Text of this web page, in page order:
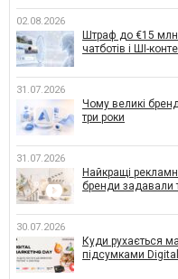
02.08.2026
Штраф до €15
чатботів і ШІ-
31.07.2026
Чому великі
три роки
31.07.2026
Найкращі
бренди задавали
30.07.2026
Куди рухається
підсумками